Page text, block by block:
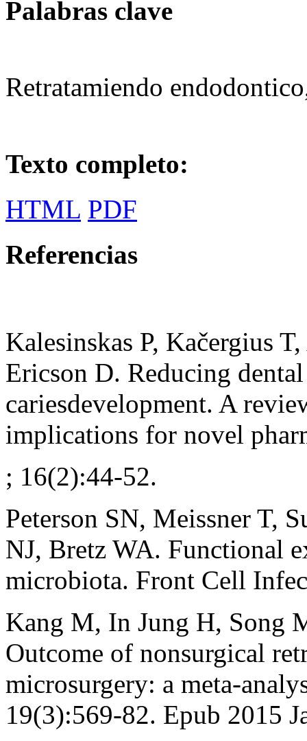
Palabras clave
Retratamiendo
Texto completo:
HTML PDF
Referencias
Kalesinskas P, Kačergius
Ericson D. Reducing
cariesdevelopment. A
implications for novel
; 16(2):44-52.
Peterson SN, Meissner T,
NJ, Bretz WA. Functional
microbiota. Front Cell
Kang M, In Jung H, Song
Outcome of nonsurgical
microsurgery: a meta-
19(3):569-82. Epub 2015